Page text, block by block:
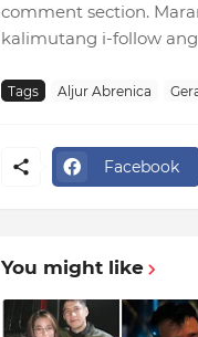
comment section.
kalimutang i-follow
Tags Aljur Abrenica
Facebook
You might like